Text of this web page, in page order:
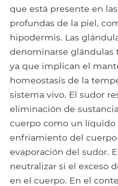
que está presente en
profundas de la piel,
hipodermis. Las
denominarse glándulas
ya que implican el
homeostasis de la
sistema vivo. El sudor
eliminación de
cuerpo como un líquido
enfriamiento del cuerpo
evaporación del sudor.
neutralizar si el exceso
en el cuerpo. En el